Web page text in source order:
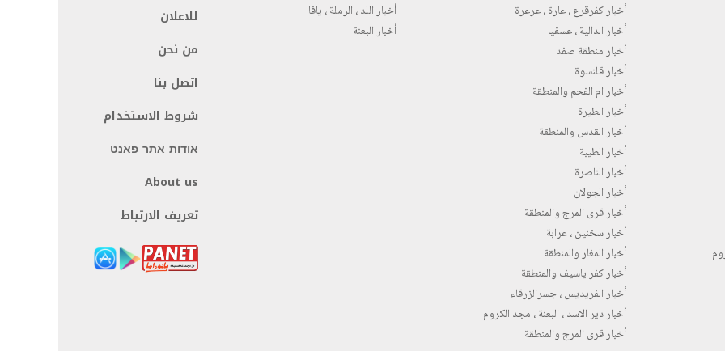
أخبار كفرقرع ، عارة ، عرعرة
أخبار الدالية ، عسفيا
أخبار منطقة صفد
أخبار قلنسوة
أخبار ام الفحم والمنطقة
أخبار الطيرة
أخبار القدس والمنطقة
أخبار الطيبة
أخبار الناصرة
أخبار الجولان
أخبار قرى المرج والمنطقة
أخبار سخنين ، عرابة
أخبار المغار والمنطقة
أخبار كفر ياسيف والمنطقة
أخبار الفريديس ، جسرالزرقاء
أخبار دير الاسد ، البعنة ، مجد الكروم
أخبار قرى المرج والمنطقة
أخبار اللد ، الرملة ، يافا
أخبار البعنة
للاعلان
من نحن
اتصل بنا
شروط الاستخدام
אודות אתר פאנט
About us
تعريف الارتباط